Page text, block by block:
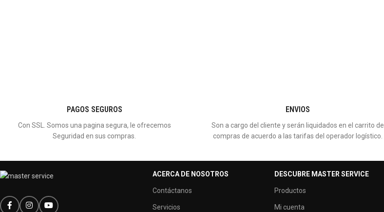
PAGOS SEGUROS
Con SSL. Somos una pagina segura, le ofrecemos
Seguridad en sus compras.
ENVIOS
Son a cargo del cliente y serán liquidados en el carrito de
compras de acuerdo a las tarifas del operador logístico.
ACERCA DE NOSOTROS
Contáctanos
Servicios
DESCUBRE MASTER SERVICE
Productos
Mi cuenta